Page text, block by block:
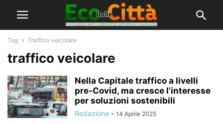
Tag Traffico veicolare
traffico veicolare
Nella Capitale traffico a livelli
pre-Covid, ma cresce l’interesse
per soluzioni sostenibili
Redazione - 14 Aprile 2025